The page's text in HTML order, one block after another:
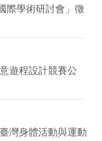
際學術研討會」徵
遊程設計競賽公
灣身體活動與運動